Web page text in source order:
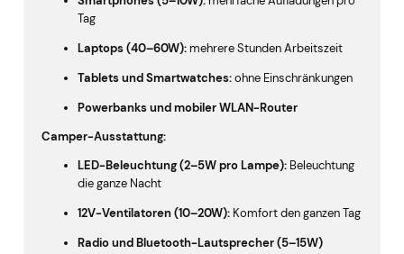
Tag
Laptops (40–60W):mehrere Stunden Arbeitszeit
Tablets und Smartwatches:ohne Einschränkungen
Powerbanks und mobiler WLAN-Router
Camper-Ausstattung:
LED-Beleuchtung (2–5W pro Lampe): Beleuchtung
die ganze Nacht
12V-Ventilatoren (10–20W): Komfort den ganzen Tag
Radio und Bluetooth-Lautsprecher (5–15W)